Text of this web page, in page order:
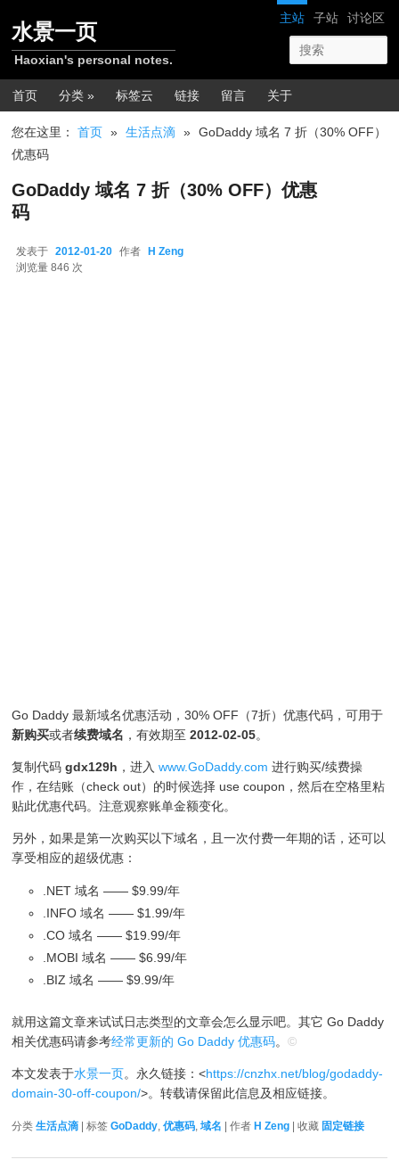
网站导航
主站 子站 讨论区
水景一页
Haoxian's personal notes.
主菜单
首页 分类 » 标签云 链接 留言 关于
您在这里：首页 » 生活点滴 » GoDaddy 域名 7 折（30% OFF）
优惠码
GoDaddy 域名 7 折（30% OFF）优惠
码
发表于 2012-01-20 作者 H Zeng
浏览量 846 次
Go Daddy 最新域名优惠活动，30% OFF（7折）优惠代码，可用于
新购买或者续费域名 ，有效期至2012-02-05。
复制代码gdx129h ，进入www.GoDaddy.com 进行购买/续费操
作，在结账（check out）的时候选择 use coupon，然后在空格里粘
贴此优惠代码。注意观察账单金额变化。
另外，如果是第一次购买以下域名，且一次付费一年期的话，还可以
享受相应的超级优惠：
.NET 域名 —— $9.99/年
.INFO 域名 —— $1.99/年
.CO 域名 —— $19.99/年
.MOBI 域名 —— $6.99/年
.BIZ 域名 —— $9.99/年
就用这篇文章来试试日志类型的文章会怎么显示吧。其它 Go Daddy
相关优惠码请参考经常更新的 Go Daddy 优惠码。©
本文发表于水景一页。永久链接：<https://cnzhx.net/blog/godaddy-
domain-30-off-coupon/>。转载请保留此信息及相应链接。
分类生活点滴 | 标签GoDaddy,优惠码,域名 | 作者 H Zeng | 收藏 固定链接